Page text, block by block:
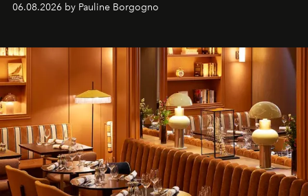
06.08.2026 by Pauline Borgogno